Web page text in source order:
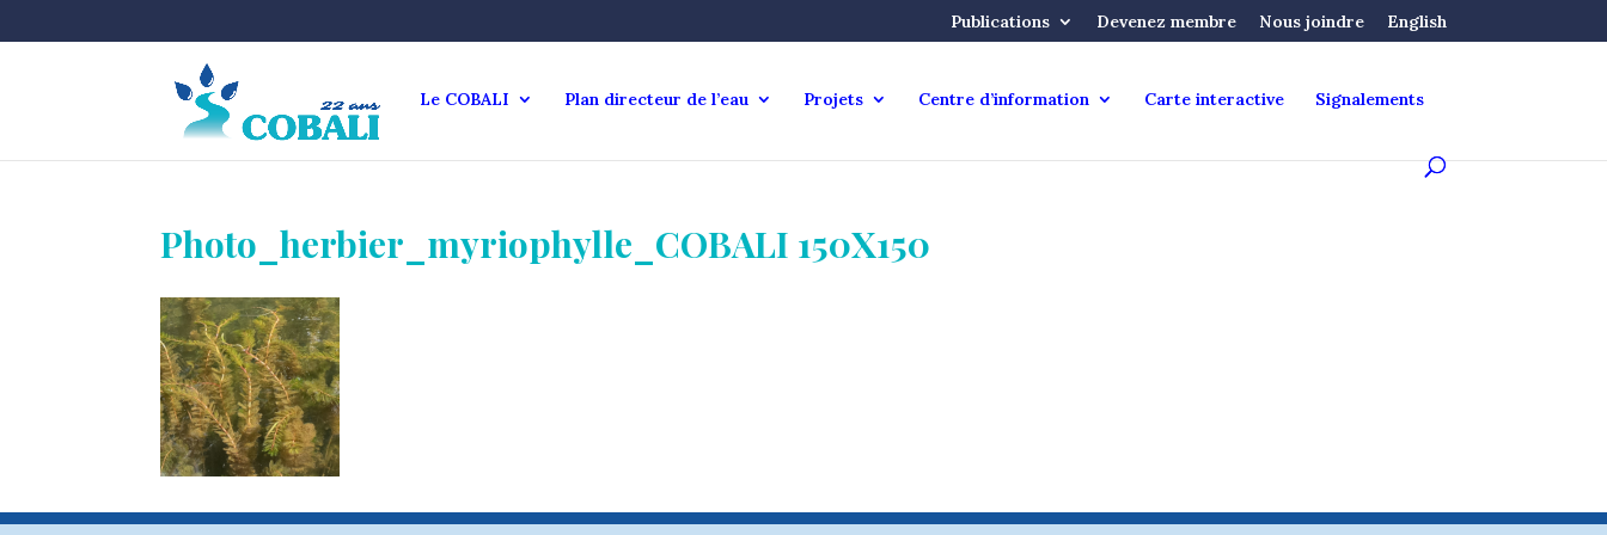
Publications Devenez membre Nous joindre English
Le COBALI Plan directeur de l’eau Projets Centre d’information Carte interactive Signalements
Photo_herbier_myriophylle_COBALI 150X150